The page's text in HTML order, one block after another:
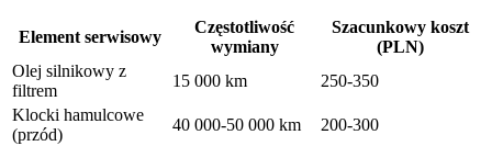
Element serwisowy
Częstotliwość
wymiany
Szacunkowy koszt
(PLN)
Olej silnikowy z
filtrem
15 000 km
250-350
Klocki hamulcowe
(przód)
40 000-50 000 km
200-300